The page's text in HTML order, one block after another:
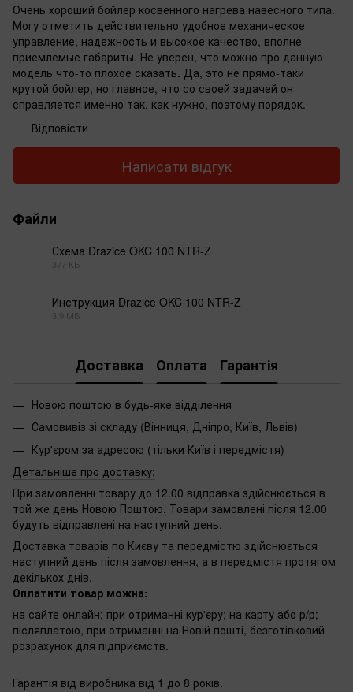
Очень хороший бойлер косвенного нагрева навесного типа.
Могу отметить действительно удобное механическое
управление, надежность и высокое качество, вполне
приемлемые габариты. Не уверен, что можно про данную
модель что-то плохое сказать. Да, это не прямо-таки
крутой бойлер, но главное, что со своей задачей он
справляется именно так, как нужно, поэтому порядок.
Відповісти
Написати відгук
Файли
Схема Drazice OKC 100 NTR-Z
377 КБ
Инструкция Drazice OKC 100 NTR-Z
3.9 МБ
Доставка Оплата Гарантія
Новою поштою в будь-яке відділення
Самовивіз зі складу (Вінниця, Дніпро, Київ, Львів)
Кур'єром за адресою (тільки Київ і передмістя)
Детальніше про доставку:
При замовленні товару до 12.00 відправка здійснюється в
той же день Новою Поштою. Товари замовлені після 12.00
будуть відправлені на наступний день.
Доставка товарів по Києву та передмістю здійснюється
наступний день після замовлення, а в передмістя протягом
декількох днів.
Оплатити товар можна:
на сайте онлайн; при отриманні кур'єру; на карту або р/р;
післяплатою, при отриманні на Новій пошті, безготівковий
розрахунок для підприємств.
Гарантія від виробника від 1 до 8 років.